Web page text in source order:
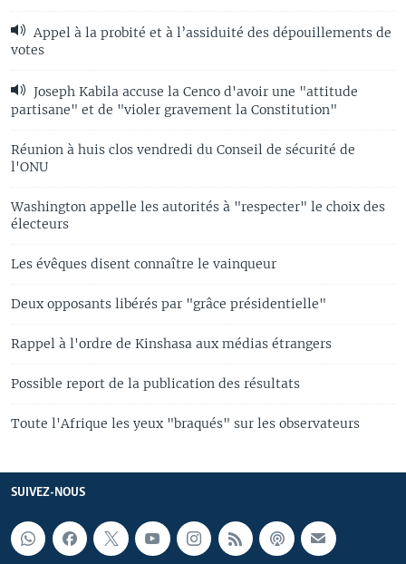
Appel à la probité et à l’assiduité des dépouillements de
votes
Joseph Kabila accuse la Cenco d'avoir une "attitude
partisane" et de "violer gravement la Constitution"
Réunion à huis clos vendredi du Conseil de sécurité de
l'ONU
Washington appelle les autorités à "respecter" le choix des
électeurs
Les évêques disent connaître le vainqueur
Deux opposants libérés par "grâce présidentielle"
Rappel à l'ordre de Kinshasa aux médias étrangers
Possible report de la publication des résultats
Toute l'Afrique les yeux "braqués" sur les observateurs
SUIVEZ-NOUS